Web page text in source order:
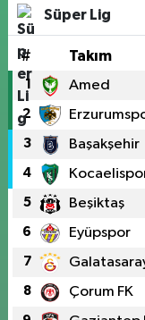
Süper Lig
# Takım
1 Amed
2
3 Başakşehir
4
5 Beşiktaş
6 Eyüpspor
7
8 Çorum FK